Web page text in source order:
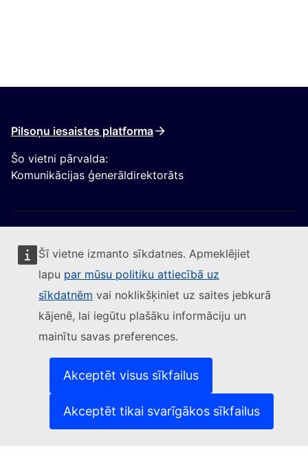
Šī vietne izmanto sīkdatnes. Apmeklējiet
lapu par mūsu politiku attiecībā uz
sīkdatnēm vai noklikšķiniet uz saites jebkurā
kājenē, lai iegūtu plašāku informāciju un
mainītu savas preferences.
Akceptēt visus sīkfailus
Akceptēt tikai svarīgākos sīkfailus
Pilsoņu iesaistes platforma
Šo vietni pārvalda:
Komunikācijas ģenerāldirektorāts
Sekojiet Eiropas Komisijai
Sazinieties ar mums(Ārēja saite)
Ziņot par IT ievainojamību(Ārēja saite)
Valodas mūsu tīmekļvietnēs(Ārēja saite)
(Ārēja saite)
Privātuma aizsardzība
Juridisks paziņojums (Ārēja saite)